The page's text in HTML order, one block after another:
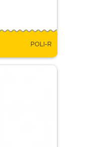
POLI-R